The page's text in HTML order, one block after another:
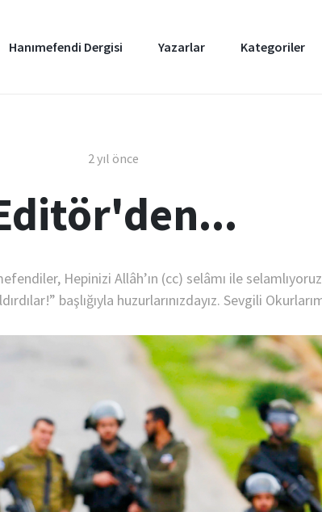
Hanımefendi Dergisi Yazarlar Kategoriler
2 yıl önce
Hepinizi Allâh’ın (cc) selâmı ile
başlığıyla huzurlarınızdayız. Sevgili